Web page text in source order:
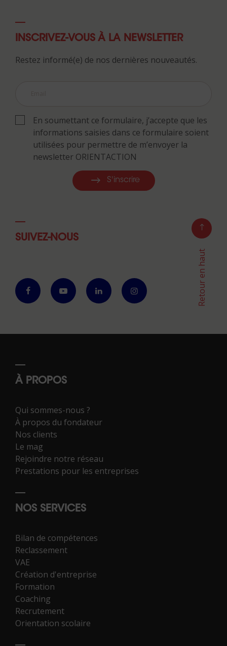
INSCRIVEZ-VOUS À LA NEWSLETTER
Restez informé(e) de nos dernières nouveautés.
En soumettant ce formulaire, j’accepte que les
informations saisies dans ce formulaire soient
utilisées pour permettre de m’envoyer la
newsletter ORIENTACTION
S'inscrire
SUIVEZ-NOUS
Retour en haut
À PROPOS
Qui sommes-nous ?
À propos du fondateur
Nos clients
Le mag
Rejoindre notre réseau
Prestations pour les entreprises
NOS SERVICES
Bilan de compétences
Reclassement
VAE
Création d'entreprise
Formation
Coaching
Recrutement
Orientation scolaire